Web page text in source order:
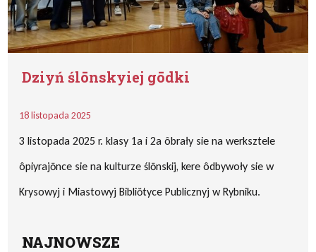
Dziyń ślōnskyiej gōdki
18 listopada 2025
3 listopada 2025 r. klasy 1a i 2a ôbrały sie na werksztele
ôpiyrajōnce sie na kulturze ślōnskij, kere ôdbywoły sie w
Krysowyj i Miastowyj Bibliŏtyce Publicznyj w Rybniku.
NAJNOWSZE